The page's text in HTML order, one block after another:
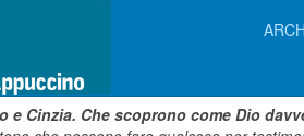
e Cinzia. Che scoprono come Dio